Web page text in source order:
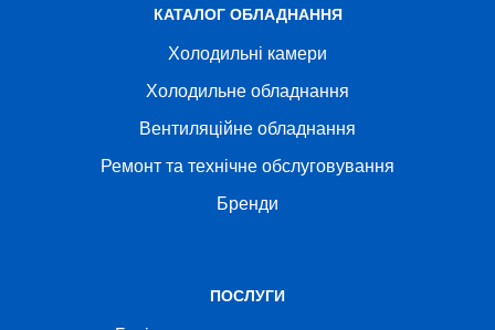
КАТАЛОГ ОБЛАДНАННЯ
Холодильні камери
Холодильне обладнання
Вентиляційне обладнання
Ремонт та технічне обслуговування
Бренди
ПОСЛУГИ